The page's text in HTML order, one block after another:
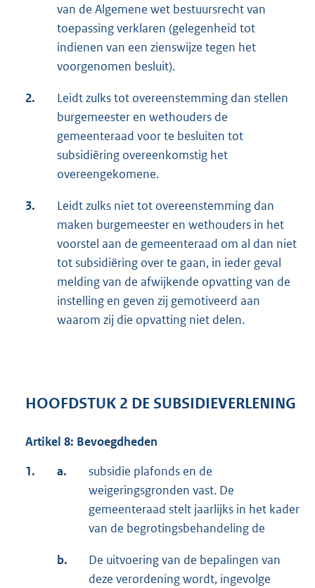
van de Algemene wet bestuursrecht van
toepassing verklaren (gelegenheid tot
indienen van een zienswijze tegen het
voorgenomen besluit).
2.
Leidt zulks tot overeenstemming dan stellen
burgemeester en wethouders de
gemeenteraad voor te besluiten tot
subsidiëring overeenkomstig het
overeengekomene.
3.
Leidt zulks niet tot overeenstemming dan
maken burgemeester en wethouders in het
voorstel aan de gemeenteraad om al dan niet
tot subsidiëring over te gaan, in ieder geval
melding van de afwijkende opvatting van de
instelling en geven zij gemotiveerd aan
waarom zij die opvatting niet delen.
HOOFDSTUK 2 DE SUBSIDIEVERLENING
Artikel 8: Bevoegdheden
1.
a.
subsidie plafonds en de
weigeringsgronden vast. De
gemeenteraad stelt jaarlijks in het kader
van de begrotingsbehandeling de
b.
De uitvoering van de bepalingen van
deze verordening wordt, ingevolge